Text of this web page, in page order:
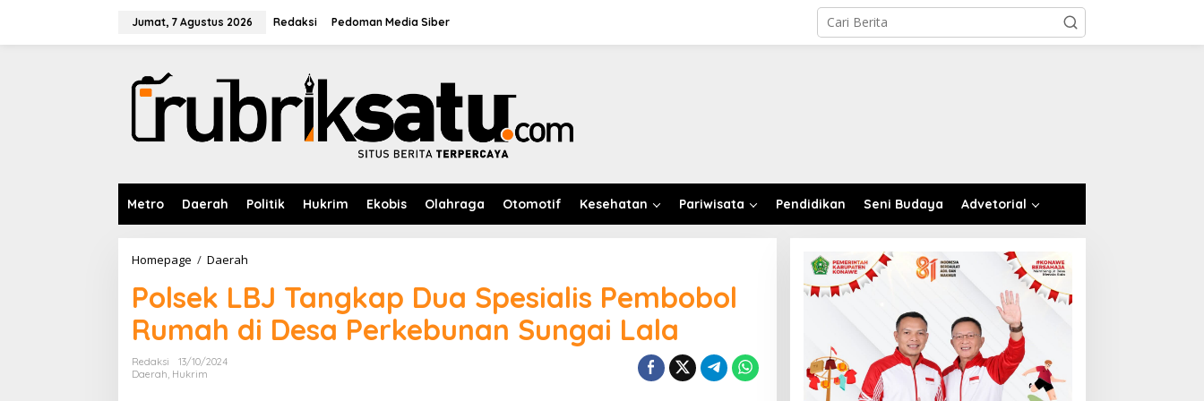
Jumat, 7 Agustus 2026 Redaksi Pedoman Media Siber
Metro Daerah Politik Hukrim Ekobis Olahraga Otomotif Kesehatan Pariwisata Pendidikan Seni Budaya Advetorial
Homepage / Daerah
l
s
e
k
Polsek LBJ Tangkap Dua Spesialis Pembobol
Rumah di Desa Perkebunan Sungai Lala
Redaksi
13/10/2024
Daerah Hukrim